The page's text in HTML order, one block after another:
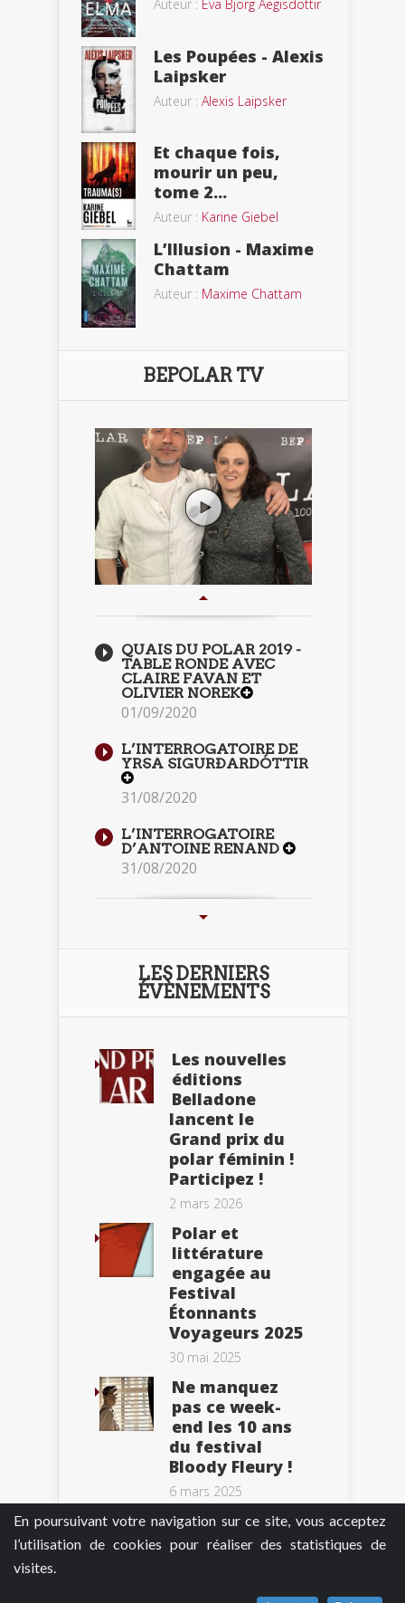
En poursuivant votre navigation sur ce site, vous acceptez
l’utilisation de cookies pour réaliser des statistiques de
visites.
Auteur : Eva Björg Aegisdottir
Les Poupées - Alexis
Laipsker
Auteur : Alexis Laipsker
Et chaque fois,
mourir un peu,
tome 2...
Auteur : Karine Giebel
L’Illusion - Maxime
Chattam
Auteur : Maxime Chattam
BEPOLAR TV
QUAIS DU POLAR 2019 -
TABLE RONDE AVEC
CLAIRE FAVAN ET
OLIVIER NOREK
01/09/2020
L’INTERROGATOIRE DE
YRSA SIGURÐARDÓTTIR
31/08/2020
L’INTERROGATOIRE
D’ANTOINE RENAND
31/08/2020
LES DERNIERS
ÉVÈNEMENTS
Les nouvelles
éditions
Belladone
lancent le
Grand prix du
polar féminin !
Participez !
2 mars 2026
Polar et
littérature
engagée au
Festival
Étonnants
Voyageurs 2025
30 mai 2025
Ne manquez
pas ce week-
end les 10 ans
du festival
Bloody Fleury !
6 mars 2025